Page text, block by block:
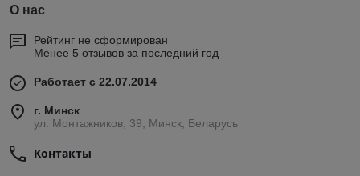
О нас
Рейтинг не сформирован
Менее 5 отзывов за последний год
Работает с 22.07.2014
г. Минск
ул. Монтажников, 39, Минск, Беларусь
Контакты